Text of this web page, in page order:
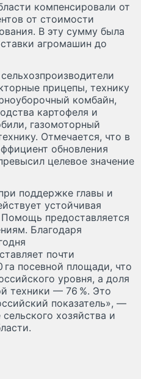
компенсировали от
от стоимости
В эту сумму была
агромашин до
прицепы, технику
комбайн,
картофеля и
газомоторный
Отмечается, что в
обновления
целевое значение
поддержке главы и
устойчивая
предоставляется
Благодаря
почти
посевной площади, что
уровня, а доля
техники — 76 %. Это
показатель», —
хозяйства и